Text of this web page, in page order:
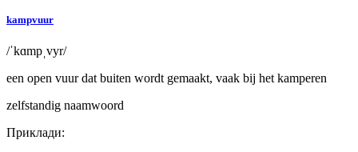
kampvuur
/ˈkɑmpˌvyr/
een open vuur dat buiten wordt gemaakt, vaak bij het kamperen
zelfstandig naamwoord
Приклади: